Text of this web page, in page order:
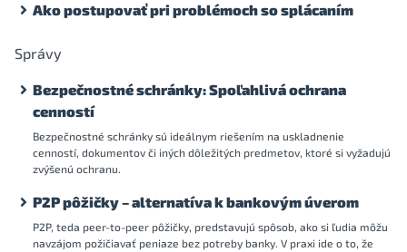
Ako postupovať pri problémoch so splácaním
Správy
Bezpečnostné schránky: Spoľahlivá ochrana
cenností
Bezpečnostné schránky sú ideálnym riešením na uskladnenie
cenností, dokumentov či iných dôležitých predmetov, ktoré si vyžadujú
zvýšenú ochranu.
P2P pôžičky – alternatíva k bankovým úverom
P2P, teda peer-to-peer pôžičky, predstavujú spôsob, ako si ľudia môžu
navzájom požičiavať peniaze bez potreby banky. V praxi ide o to, že